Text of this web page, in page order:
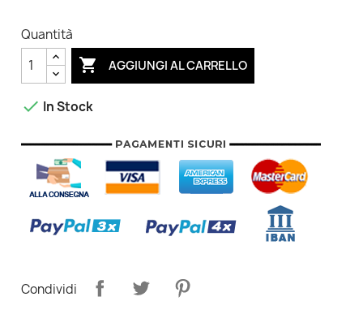
Quantità
 AGGIUNGI AL CARRELLO
 In Stock
Condividi